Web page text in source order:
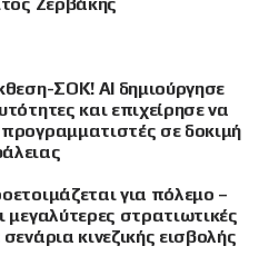
Ζερβάκης
ΣΟΚ! AI δημιούργησε
και επιχείρησε να
σε δοκιμή
για πόλεμο –
μεγαλύτερες στρατιωτικές
κινεζικής εισβολής